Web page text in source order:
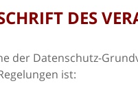
DES
der Datenschutz-
ist: